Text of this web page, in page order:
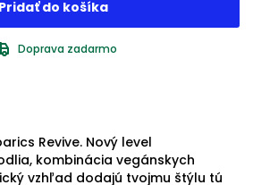
Doprava zadarmo
Revive. Nový level
kombinácia vegánskych
vzhľad dodajú tvojmu štýlu tú